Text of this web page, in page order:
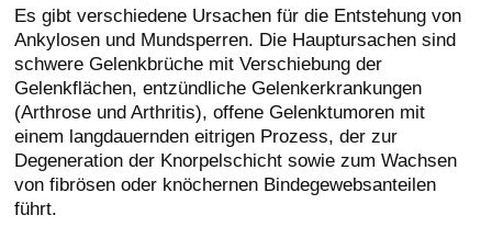
Es gibt verschiedene Ursachen für die Entstehung von
Ankylosen und Mundsperren. Die Hauptursachen sind
schwere Gelenkbrüche mit Verschiebung der
Gelenkflächen, entzündliche Gelenkerkrankungen
(Arthrose und Arthritis), offene Gelenktumoren mit
einem langdauernden eitrigen Prozess, der zur
Degeneration der Knorpelschicht sowie zum Wachsen
von fibrösen oder knöchernen Bindegewebsanteilen
führt.